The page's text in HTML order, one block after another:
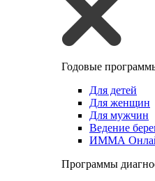
Годовые
Для детей
Для женщин
Для мужчин
Ведение
ИММА
Программы